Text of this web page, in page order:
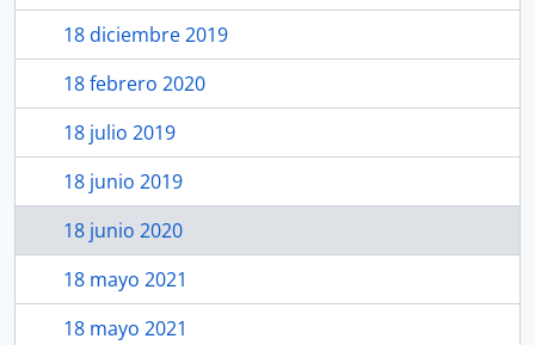
18 diciembre 2019
18 febrero 2020
18 julio 2019
18 junio 2019
18 junio 2020
18 mayo 2021
18 mayo 2021